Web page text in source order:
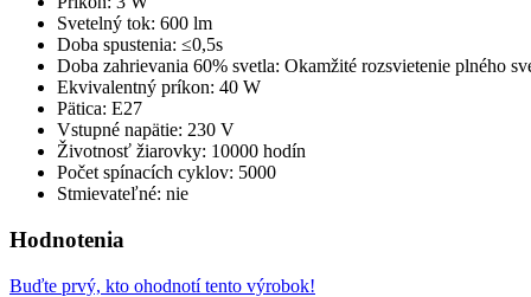
Svetelný tok: 600 lm
Doba spustenia: ≤0,5s
Doba zahrievania 60% svetla: Okamžité rozsvietenie plného
Ekvivalentný príkon: 40 W
Pätica: E27
Vstupné napätie: 230 V
Životnosť žiarovky: 10000 hodín
Počet spínacích cyklov: 5000
Stmievateľné: nie
Hodnotenia
Buďte prvý, kto ohodnotí tento výrobok!